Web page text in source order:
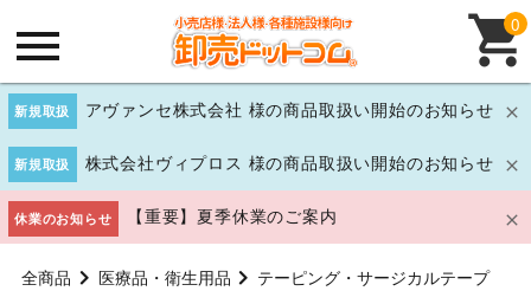
新規取扱 アヴァンセ株式会社 様の商品取扱い開始のお知らせ
新規取扱 株式会社ヴィプロス 様の商品取扱い開始のお知らせ
休業のお知らせ 【重要】夏季休業のご案内
0
全商品 医療品・衛生用品
テーピング・サージカルテープ